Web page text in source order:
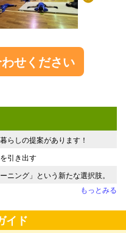
せください
らしの提案があります！
引き出す
ニング」という新たな選択肢。
もっとみる
イド